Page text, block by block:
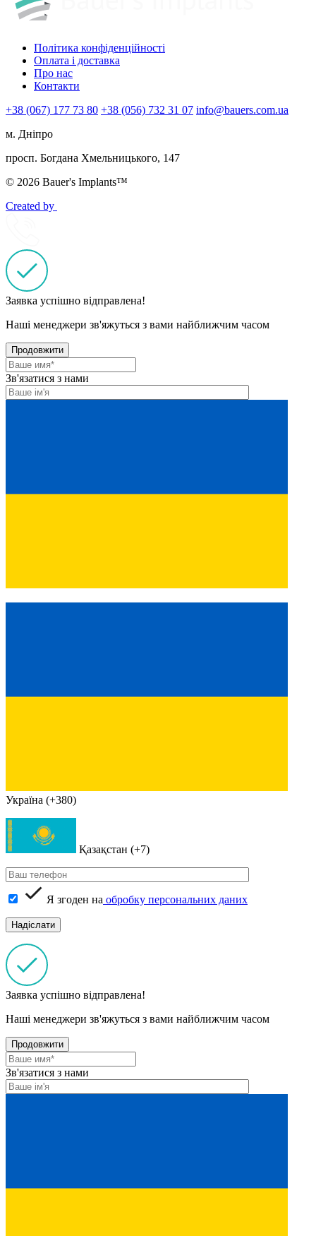
Політика конфіденційності
Оплата і доставка
Про нас
Контакти
+38 (067) 177 73 80 +38 (056) 732 31 07 info@bauers.com.ua
м. Дніпро
просп. Богдана Хмельницького, 147
© 2026 Bauer's Implants™
Created by
Заявка успішно відправлена!
Наші менеджери зв'яжуться з вами найближчим часом
Продовжити
Зв'язатися з нами
Україна (+380)
Қазақстан (+7)
Я згоден на обробку персональних даних
Заявка успішно відправлена!
Наші менеджери зв'яжуться з вами найближчим часом
Продовжити
Зв'язатися з нами